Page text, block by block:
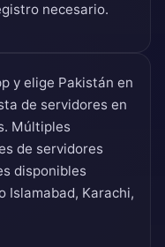
necesario.
y elige Pakistán en
de servidores en
. Múltiples
de servidores
disponibles
Islamabad, Karachi,